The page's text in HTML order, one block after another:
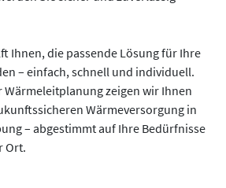
Ihnen, die passende Lösung für Ihre
– einfach, schnell und individuell.
Wärmeleitplanung zeigen wir Ihnen
Wärmeversorgung in
– abgestimmt auf Ihre Bedürfnisse
Ort.